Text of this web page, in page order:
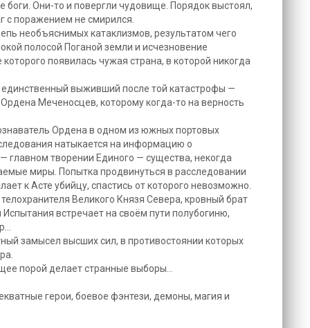
боги. Они-то и повергли чудовище. Порядок выстоял,
с поражением не смирился.
необъяснимых катаклизмов, результатом чего
полосой Поганой земли и исчезновение
которого появилась чужая страна, в которой никогда
выживший после той катастрофы —
Меченосцев, которому когда-то на верность
Ордена в одном из южных портовых
натыкается на информацию о
главном творении Единого — существа, некогда
миры. Попытка продвинуться в расследовании
к Асте убийцу, спастись от которого невозможно.
Великого Князя Севера, кровный брат
встречает на своём пути полубогиню,
замысел высших сил, в противостоянии которых
порой делает странные выборы…
герои, боевое фэнтези, демоны, магия и